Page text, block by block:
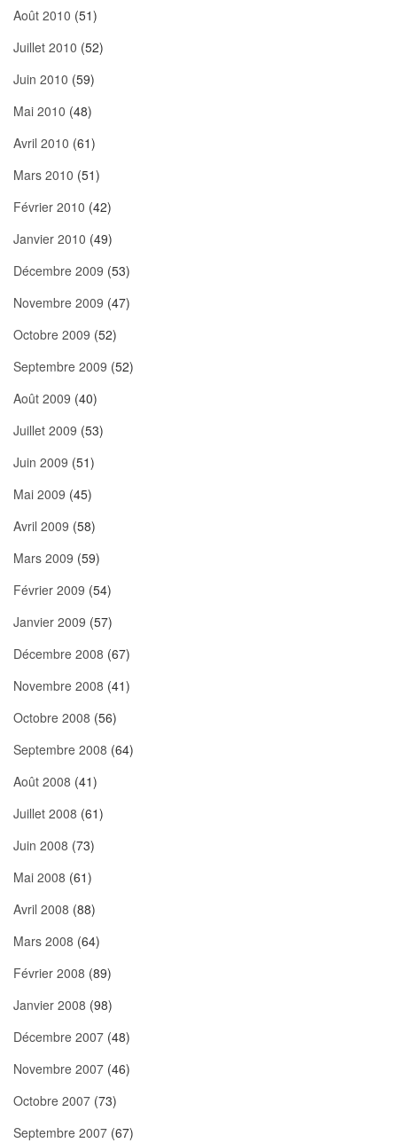
Août 2010 (51)
Juillet 2010 (52)
Juin 2010 (59)
Mai 2010 (48)
Avril 2010 (61)
Mars 2010 (51)
Février 2010 (42)
Janvier 2010 (49)
Décembre 2009 (53)
Novembre 2009 (47)
Octobre 2009 (52)
Septembre 2009 (52)
Août 2009 (40)
Juillet 2009 (53)
Juin 2009 (51)
Mai 2009 (45)
Avril 2009 (58)
Mars 2009 (59)
Février 2009 (54)
Janvier 2009 (57)
Décembre 2008 (67)
Novembre 2008 (41)
Octobre 2008 (56)
Septembre 2008 (64)
Août 2008 (41)
Juillet 2008 (61)
Juin 2008 (73)
Mai 2008 (61)
Avril 2008 (88)
Mars 2008 (64)
Février 2008 (89)
Janvier 2008 (98)
Décembre 2007 (48)
Novembre 2007 (46)
Octobre 2007 (73)
Septembre 2007 (67)